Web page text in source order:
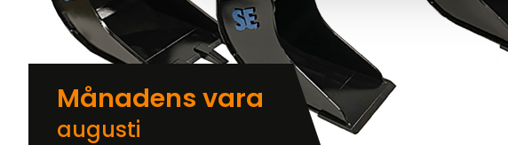
a
Månadens vara
augusti